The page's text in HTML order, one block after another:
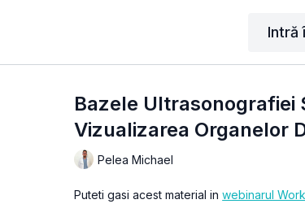
Intră
Bazele Ultrasonografiei
Vizualizarea Organelor
Pelea Michael
Puteti gasi acest material inwebinarul